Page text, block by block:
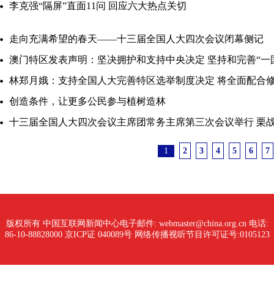
李克强“隔屏”直面11问 回应六大热点关切
走向充满希望的春天——十三届全国人大四次会议闭幕侧记
澳门特区发表声明：坚决拥护和支持中央决定 坚持和完善“一
林郑月娥：支持全国人大完善特区选举制度决定 将全面配合
创造条件，让更多公民参与植树造林
十三届全国人大四次会议主席团常务主席第三次会议举行 栗
1 2 3 4 5 6 7
版权所有 中国互联网新闻中心电子邮件: webmaster@china.org.cn 电话:
86-10-88828000 京ICP证 040089号 网络传播视听节目许可证号:0105123